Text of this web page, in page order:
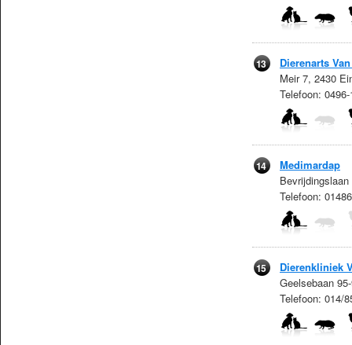
13
Dierenarts
Meir 7, 2430
Telefoon:
14
Medimardap
Telefoon:
15
Dierenkliniek
Geelsebaan
Telefoon: 014/